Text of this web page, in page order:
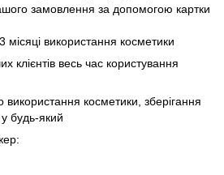
замовлення за допомогою картки
місяці використання косметики
весь час користування
косметики, зберігання
будь-який